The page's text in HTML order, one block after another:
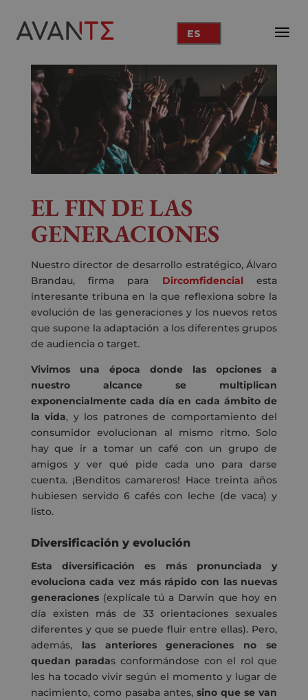
ES
EL FIN DE LAS
GENERACIONES
Nuestro director de desarrollo estratégico, Álvaro
Brandau, firma para Dircomfidencial esta
interesante tribuna en la que reflexiona sobre la
evolución de las generaciones y los nuevos retos
que supone la adaptación a los diferentes grupos
de audiencia o target.
Vivimos una época donde las opciones a
nuestro alcance se multiplican
exponencialmente cada día en cada ámbito de
la vida, y los patrones de comportamiento del
consumidor evolucionan al mismo ritmo. Solo
hay que ir a tomar un café con un grupo de
amigos y ver qué pide cada uno para darse
cuenta. ¡Benditos camareros! Hace treinta años
hubiesen servido 6 cafés con leche (de vaca) y
listo.
Diversificación y evolución
Esta diversificación es más pronunciada y
evoluciona cada vez más rápido con las nuevas
generaciones(explícale tú a Darwin que hoy en
día existen más de 33 orientaciones sexuales
diferentes y que se puede fluir entre ellas). Pero,
además, las anteriores generaciones no se
quedan paradas conformándose con el rol que
les ha tocado vivir según el momento y lugar de
nacimiento, como pasaba antes,sino que se van